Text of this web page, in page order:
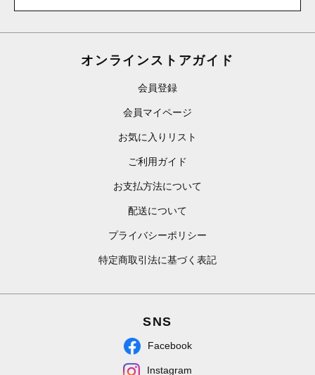
オンラインストアガイド
会員登録
会員マイページ
お気に入りリスト
ご利用ガイド
お支払方法について
配送について
プライバシーポリシー
特定商取引法に基づく表記
SNS
Facebook
Instagram